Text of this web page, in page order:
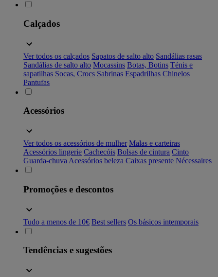
Calçados
Ver todos os calçados Sapatos de salto alto Sandálias rasas
Sandálias de salto alto Mocassins Botas, Botins Ténis e
sapatilhas Socas, Crocs Sabrinas Espadrilhas Chinelos
Pantufas
Acessórios
Ver todos os acessórios de mulher Malas e carteiras
Acessórios lingerie Cachecóis Bolsas de cintura Cinto
Guarda-chuva Acessórios beleza Caixas presente Nécessaires
Promoções e descontos
Tudo a menos de 10€ Best sellers Os básicos intemporais
Tendências e sugestões